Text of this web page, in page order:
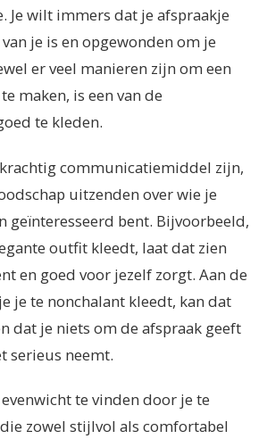
Je wilt immers dat je afspraakje
je is en opgewonden om je
er veel manieren zijn om een
maken, is een van de
te kleden.
communicatiemiddel zijn,
uitzenden over wie je
geïnteresseerd bent. Bijvoorbeeld,
outfit kleedt, laat dat zien
en goed voor jezelf zorgt. Aan de
je te nonchalant kleedt, kan dat
dat je niets om de afspraak geeft
serieus neemt.
te vinden door je te
zowel stijlvol als comfortabel